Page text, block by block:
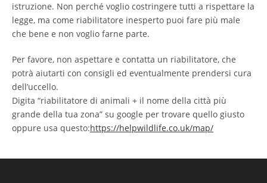
istruzione. Non perché voglio costringere tutti a rispettare la
legge, ma come riabilitatore inesperto puoi fare più male
che bene e non voglio farne parte.
Per favore, non aspettare e contatta un riabilitatore, che
potrà aiutarti con consigli ed eventualmente prendersi cura
dell’uccello.
Digita “riabilitatore di animali + il nome della città più
grande della tua zona” su google per trovare quello giusto
oppure usa questo:https://helpwildlife.co.uk/map/